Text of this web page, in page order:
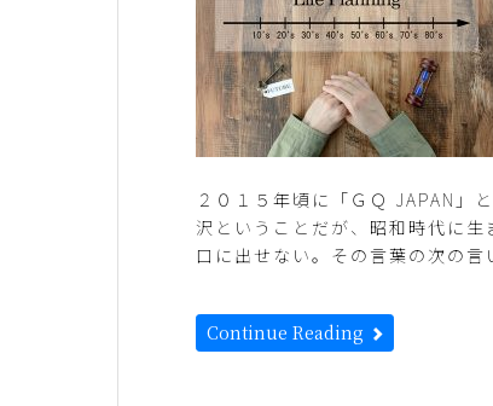
２０１５年頃に「ＧＱ JAPAN」
沢ということだが、昭和時代に
口に出せない。その言葉の次の
Continue Reading